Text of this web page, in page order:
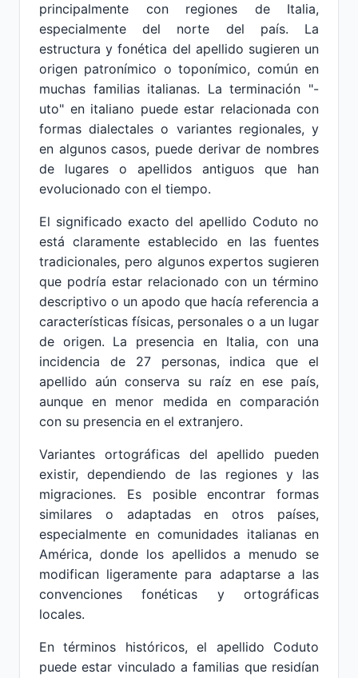
principalmente con regiones de Italia,
especialmente del norte del país. La
estructura y fonética del apellido sugieren un
origen patronímico o toponímico, común en
muchas familias italianas. La terminación "-
uto" en italiano puede estar relacionada con
formas dialectales o variantes regionales, y
en algunos casos, puede derivar de nombres
de lugares o apellidos antiguos que han
evolucionado con el tiempo.
El significado exacto del apellido Coduto no
está claramente establecido en las fuentes
tradicionales, pero algunos expertos sugieren
que podría estar relacionado con un término
descriptivo o un apodo que hacía referencia a
características físicas, personales o a un lugar
de origen. La presencia en Italia, con una
incidencia de 27 personas, indica que el
apellido aún conserva su raíz en ese país,
aunque en menor medida en comparación
con su presencia en el extranjero.
Variantes ortográficas del apellido pueden
existir, dependiendo de las regiones y las
migraciones. Es posible encontrar formas
similares o adaptadas en otros países,
especialmente en comunidades italianas en
América, donde los apellidos a menudo se
modifican ligeramente para adaptarse a las
convenciones fonéticas y ortográficas
locales.
En términos históricos, el apellido Coduto
puede estar vinculado a familias que residían